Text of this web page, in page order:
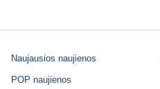
Naujausios naujienos
POP naujienos